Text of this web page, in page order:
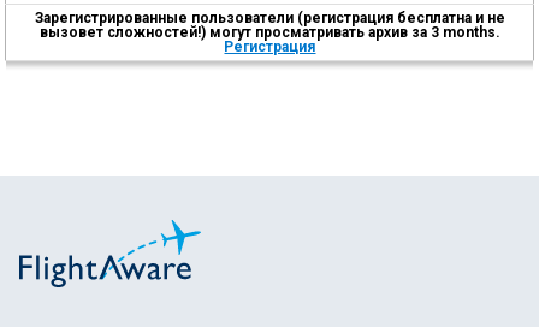
Зарегистрированные пользователи (регистрация бесплатна и не
вызовет сложностей!) могут просматривать архив за 3 months.
Регистрация